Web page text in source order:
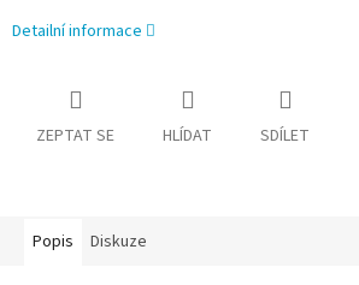
Detailní informace
ZEPTAT SE HLÍDAT SDÍLET
Popis Diskuze